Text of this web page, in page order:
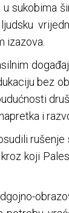
sukobima
izazova.
bez
i
rušenje
koji